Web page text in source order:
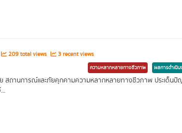
209 total views 3 recent views
ความหลากหลายทางชีวภาพ ผลการดำเนิ
ถานการณ์และภัยคุกคามความหลากหลายทางชีวภาพ ประเด็นปั